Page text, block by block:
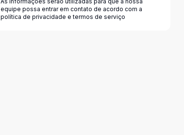
equipe possa entrar em contato de acordo com a
política de privacidade e termos de serviço